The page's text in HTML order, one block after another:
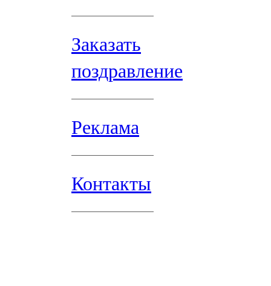
Заказать
поздравление
Реклама
Контакты